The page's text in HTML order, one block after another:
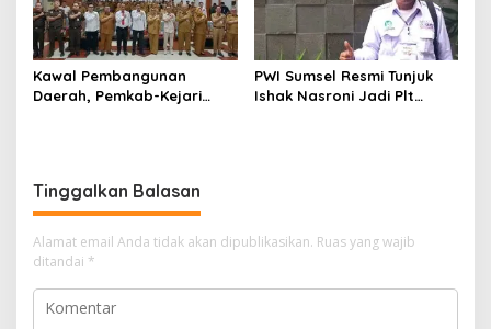
Kawal Pembangunan
Daerah, Pemkab-Kejari
PWI Sumsel Resmi Tunjuk
Ishak Nasroni Jadi Plt
Tinggalkan Balasan
Alamat email Anda tidak akan dipublikasikan. Ruas yang wajib
ditandai *